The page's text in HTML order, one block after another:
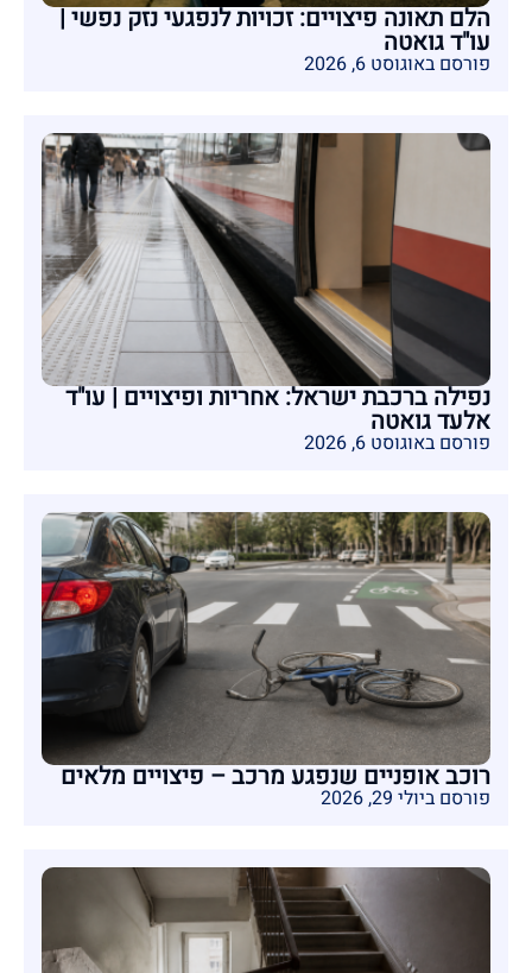
הלם תאונה פיצויים: זכויות לנפגעי נזק נפשי |
עו"ד גואטה
פורסם באוגוסט 6, 2026
נפילה ברכבת ישראל: אחריות ופיצויים | עו"ד
אלעד גואטה
פורסם באוגוסט 6, 2026
רוכב אופניים שנפגע מרכב – פיצויים מלאים
פורסם ביולי 29, 2026